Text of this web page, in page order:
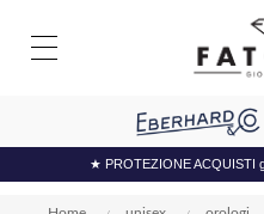
★ PROTEZIONE ACQUISTI